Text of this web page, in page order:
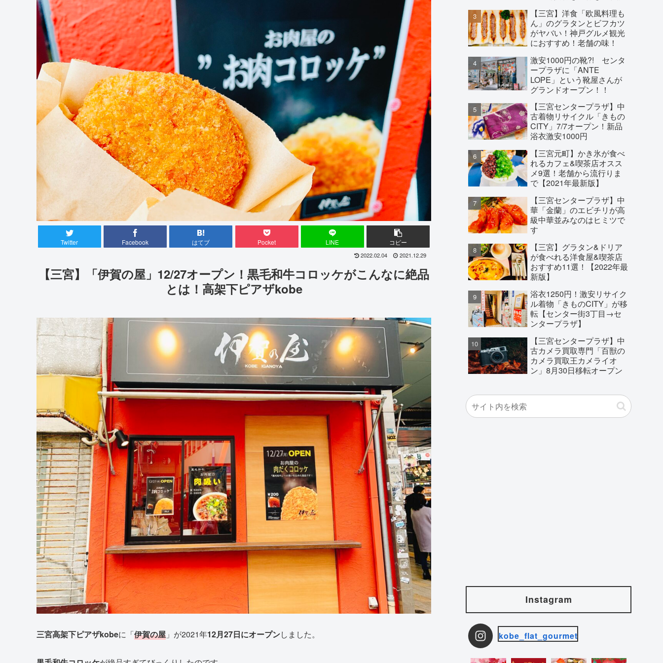
Twitter Facebook はてブ Pocket LINE コピー
2022.02.04 2021.12.29
【三宮】「伊賀の屋」12/27オープン！黒毛和牛コロッケがこんなに絶品
とは！高架下ピアザkobe
三宮高架下ピアザkobeに「伊賀の屋 」が2021年12月27日にオープンしました。
【三宮】洋食「欧風料理も
ん」のグラタンとビフカツ
がヤバい！神戸グルメ観光
におすすめ！老舗の味！
激安1000円の靴?! センタ
ープラザに「ANTE
LOPE」という靴屋さんが
グランドオープン！！
【三宮センタープラザ】中
古着物リサイクル「きもの
CITY」7/7オープン！新品
浴衣激安1000円
【三宮元町】かき氷が食べ
れるカフェ&喫茶店オスス
メ9選！老舗から流行りま
で【2021年最新版】
【三宮センタープラザ】中
華「金蘭」のエビチリが高
級中華並みなのはヒミツで
す
【三宮】グラタン&ドリア
が食べれる洋食屋&喫茶店
おすすめ11選！【2022年最
新版】
浴衣1250円！激安リサイク
ル着物「きものCITY」が移
転【センター街3丁目→セ
ンタープラザ】
【三宮センタープラザ】中
古カメラ買取専門「百獣の
カメラ買取王カメライオ
ン」8月30日移転オープン
Instagram
kobe_flat_gourmet